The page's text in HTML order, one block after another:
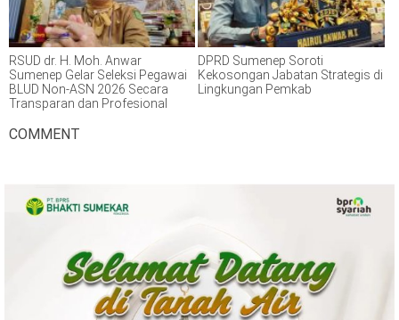
RSUD dr. H. Moh. Anwar
Sumenep Gelar Seleksi Pegawai
BLUD Non-ASN 2026 Secara
Transparan dan Profesional
DPRD Sumenep Soroti
Kekosongan Jabatan Strategis di
Lingkungan Pemkab
COMMENT